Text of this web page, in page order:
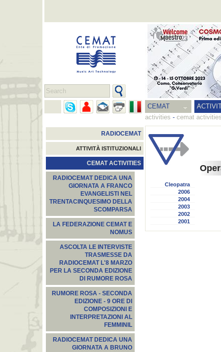
CEMAT
activities - cemat
RADIOCEMAT
ATTIVITÀ ISTITUZIONALI
CEMAT ACTIVITIES
RADIOCEMAT DEDICA UNA
GIORNATA A FRANCO
EVANGELISTI NEL
TRENTACINQUESIMO DELLA
SCOMPARSA
LA FEDERAZIONE CEMAT E
NOMUS
ASCOLTA LE INTERVISTE
TRASMESSE DA
RADIOCEMAT L'8 MARZO
PER LA SECONDA EDIZIONE
DI RUMORE ROSA
RUMORE ROSA - SECONDA
EDIZIONE - 9 ORE DI
COMPOSIZIONI E
INTERPRETAZIONI AL
FEMMINIL
RADIOCEMAT DEDICA UNA
GIORNATA A BRUNO
Cleopatra
2006
2004
2003
2002
2001